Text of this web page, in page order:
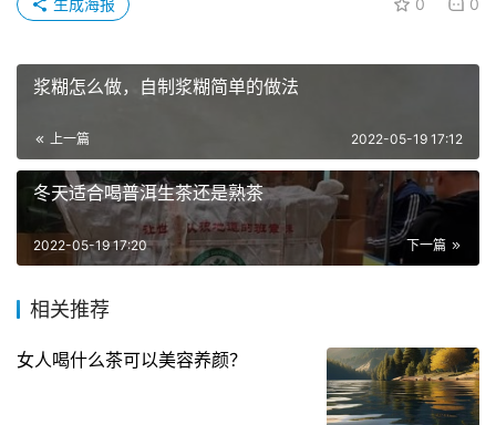
浆糊怎么做，自制浆糊简单的做法
上一篇 2022-05-19 17:12
冬天适合喝普洱生茶还是熟茶
下一篇
2022-05-19 17:20
相关推荐
女人喝什么茶可以美容养颜？